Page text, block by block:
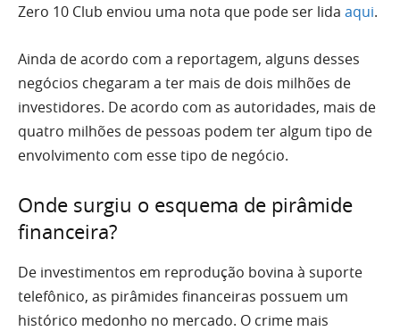
Zero 10 Club enviou uma nota que pode ser lida aqui.
Ainda de acordo com a reportagem, alguns desses
negócios chegaram a ter mais de dois milhões de
investidores. De acordo com as autoridades, mais de
quatro milhões de pessoas podem ter algum tipo de
envolvimento com esse tipo de negócio.
Onde surgiu o esquema de pirâmide
financeira?
De investimentos em reprodução bovina à suporte
telefônico, as pirâmides financeiras possuem um
histórico medonho no mercado. O crime mais